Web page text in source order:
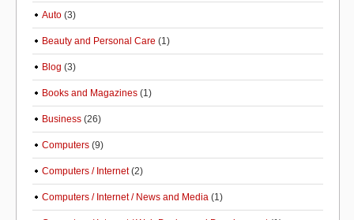
Auto (3)
Beauty and Personal Care (1)
Blog (3)
Books and Magazines (1)
Business (26)
Computers (9)
Computers / Internet(2)
Computers / Internet / News and Media (1)